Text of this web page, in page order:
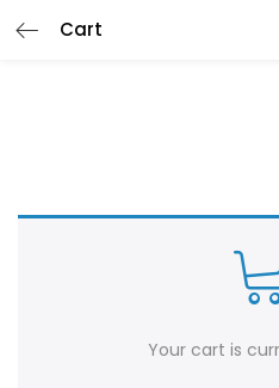
Cart
Your cart is